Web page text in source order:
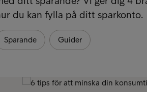
du kan fylla på ditt sparkonto.
Sparande Guider